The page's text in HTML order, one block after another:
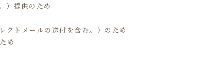
）提供のため
クトメールの送付を含む。）のため
め